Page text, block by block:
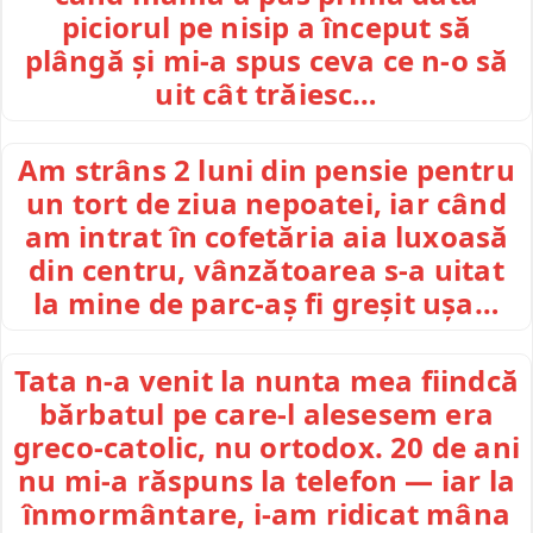
piciorul pe nisip a început să
plângă și mi-a spus ceva ce n-o să
uit cât trăiesc…
Am strâns 2 luni din pensie pentru
un tort de ziua nepoatei, iar când
am intrat în cofetăria aia luxoasă
din centru, vânzătoarea s-a uitat
la mine de parc-aș fi greșit ușa…
Tata n-a venit la nunta mea fiindcă
bărbatul pe care-l alesesem era
greco-catolic, nu ortodox. 20 de ani
nu mi-a răspuns la telefon — iar la
înmormântare, i-am ridicat mâna